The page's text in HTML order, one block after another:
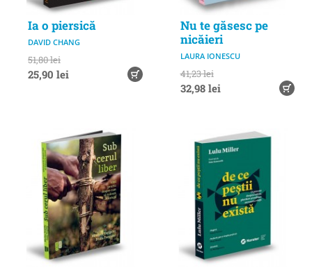
Ia o piersică
DAVID CHANG
51,80 lei
25,90 lei
Nu te găsesc pe
nicăieri
LAURA IONESCU
41,23 lei
32,98 lei